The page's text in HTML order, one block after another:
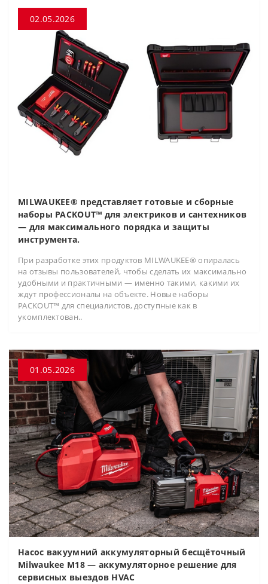
02.05.2026
MILWAUKEE® представляет готовые и сборные
наборы PACKOUT™ для электриков и сантехников
— для максимального порядка и защиты
инструмента.
При разработке этих продуктов MILWAUKEE® опиралась
на отзывы пользователей, чтобы сделать их максимально
удобными и практичными — именно такими, какими их
ждут профессионалы на объекте. Новые наборы
PACKOUT™ для специалистов, доступные как в
укомплектован..
01.05.2026
Насос вакуумний аккумуляторный бесщёточный
Milwaukee M18 — аккумуляторное решение для
сервисных выездов HVAC